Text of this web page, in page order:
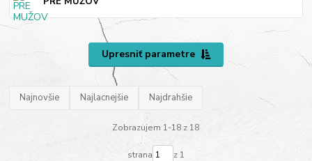
Upresniť parametre
Najnovšie Najlacnejšie Najdrahšie
Zobrazujem 1-18 z 18
strana z 1